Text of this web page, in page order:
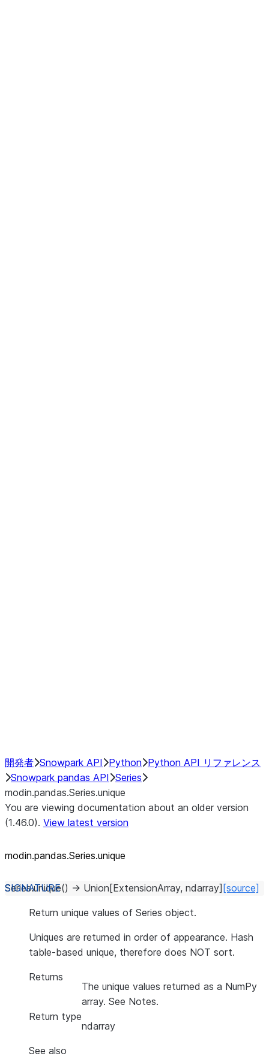
開発者 Snowpark API Python Python API リファレンス
Snowpark pandas API Series
modin.pandas.Series.unique
You are viewing documentation about an older version
(1.46.0). View latest version
modin.pandas.Series.unique
Series.unique() → Union [ExtensionArray, ndarray] [source]
Return unique values of Series object.
Uniques are returned in order of appearance. Hash
table-based unique, therefore does NOT sort.
Returns
The unique values returned as a NumPy
array. See Notes.
Return type
ndarray
See also